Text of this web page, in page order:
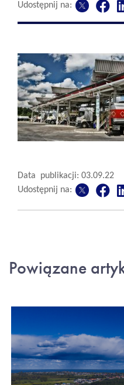
Udostępnij na:
Data publikacji: 03.09.22
Udostępnij na:
Powiązane